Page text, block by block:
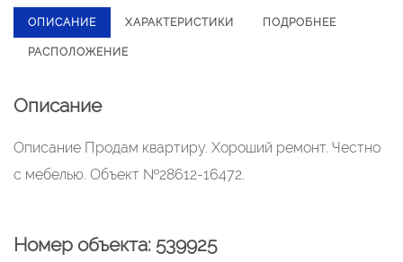
ОПИСАНИЕ ХАРАКТЕРИСТИКИ ПОДРОБНЕЕ
РАСПОЛОЖЕНИЕ
Описание
Описание Продам квартиру. Хороший ремонт. Честно
с мебелью. Объект №28612-16472.
Номер объекта: 539925